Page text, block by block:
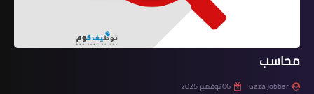
محاسب
Gaza Jobber 06 نوفمبر 2025